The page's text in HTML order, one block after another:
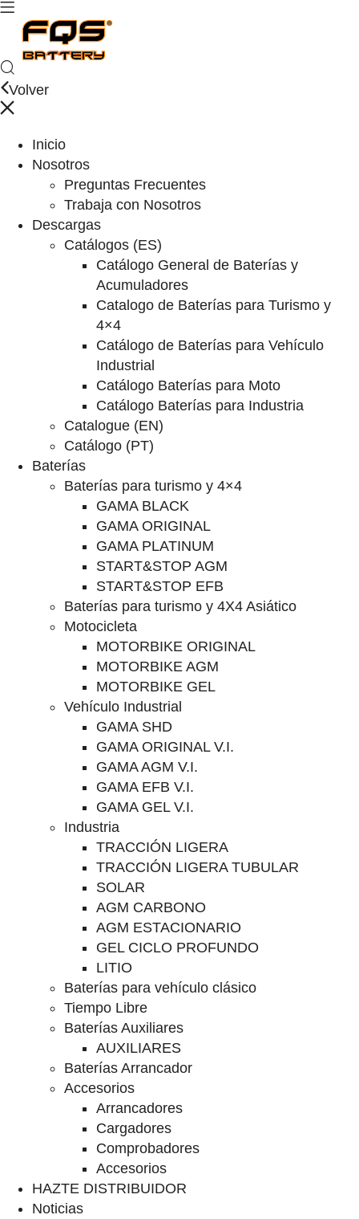
Volver
Inicio
Nosotros
Preguntas Frecuentes
Trabaja con Nosotros
Descargas
Catálogos (ES)
Catálogo General de Baterías y
Acumuladores
Catalogo de Baterías para Turismo y
4×4
Catálogo de Baterías para Vehículo
Industrial
Catálogo Baterías para Moto
Catálogo Baterías para Industria
Catalogue (EN)
Catálogo (PT)
Baterías
Baterías para turismo y 4×4
GAMA BLACK
GAMA ORIGINAL
GAMA PLATINUM
START&STOP AGM
START&STOP EFB
Baterías para turismo y 4X4 Asiático
Motocicleta
MOTORBIKE ORIGINAL
MOTORBIKE AGM
MOTORBIKE GEL
Vehículo Industrial
GAMA SHD
GAMA ORIGINAL V.I.
GAMA AGM V.I.
GAMA EFB V.I.
GAMA GEL V.I.
Industria
TRACCIÓN LIGERA
TRACCIÓN LIGERA TUBULAR
SOLAR
AGM CARBONO
AGM ESTACIONARIO
GEL CICLO PROFUNDO
LITIO
Baterías para vehículo clásico
Tiempo Libre
Baterías Auxiliares
AUXILIARES
Baterías Arrancador
Accesorios
Arrancadores
Cargadores
Comprobadores
Accesorios
HAZTE DISTRIBUIDOR
Noticias